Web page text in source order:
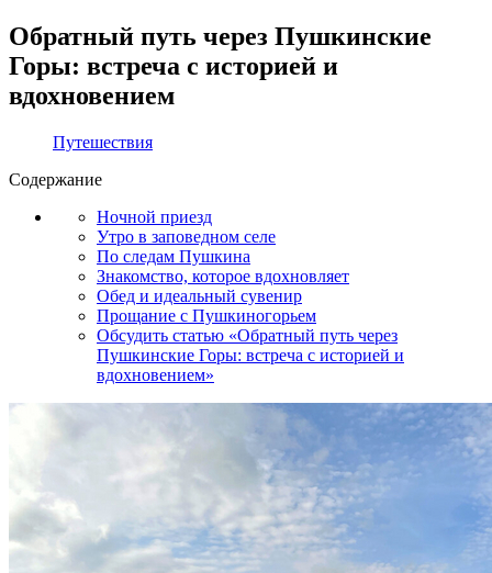
Обратный путь через Пушкинские
Горы: встреча с историей и
вдохновением
Путешествия
Содержание
Ночной приезд
Утро в заповедном селе
По следам Пушкина
Знакомство, которое вдохновляет
Обед и идеальный сувенир
Прощание с Пушкиногорьем
Обсудить статью «Обратный путь через
Пушкинские Горы: встреча с историей и
вдохновением»